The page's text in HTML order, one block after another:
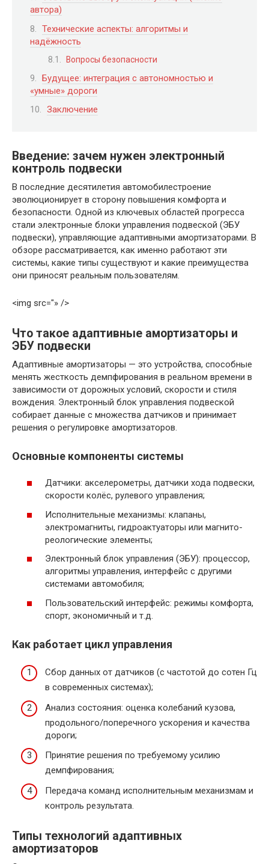
автора)
Технические аспекты: алгоритмы и
надёжность
Вопросы безопасности
Будущее: интеграция с автономностью и
«умные» дороги
Заключение
Введение: зачем нужен электронный
контроль подвески
В последние десятилетия автомобилестроение
эволюционирует в сторону повышения комфорта и
безопасности. Одной из ключевых областей прогресса
стали электронные блоки управления подвеской (ЭБУ
подвески), управляющие адаптивными амортизаторами. В
обзоре рассматривается, как именно работают эти
системы, какие типы существуют и какие преимущества
они приносят реальным пользователям.
<img src="» />
Что такое адаптивные амортизаторы и
ЭБУ подвески
Адаптивные амортизаторы — это устройства, способные
менять жесткость демпфирования в реальном времени в
зависимости от дорожных условий, скорости и стиля
вождения. Электронный блок управления подвеской
собирает данные с множества датчиков и принимает
решения о регулировке амортизаторов.
Основные компоненты системы
Датчики: акселерометры, датчики хода подвески,
скорости колёс, рулевого управления;
Исполнительные механизмы: клапаны,
электромагниты, гидроактуаторы или магнито-
реологические элементы;
Электронный блок управления (ЭБУ): процессор,
алгоритмы управления, интерфейс с другими
системами автомобиля;
Пользовательский интерфейс: режимы комфорта,
спорт, экономичный и т.д.
Как работает цикл управления
Сбор данных от датчиков (с частотой до сотен Гц
в современных системах);
Анализ состояния: оценка колебаний кузова,
продольного/поперечного ускорения и качества
дороги;
Принятие решения по требуемому усилию
демпфирования;
Передача команд исполнительным механизмам и
контроль результата.
Типы технологий адаптивных
амортизаторов